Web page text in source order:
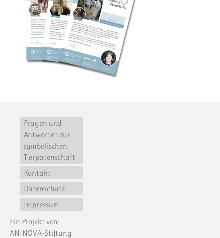
Fragen und
Antworten zur
symbolischen
Tierpatenschaft
Kontakt
Datenschutz
Impressum
Ein Projekt von:
ANINOVA-Stiftung